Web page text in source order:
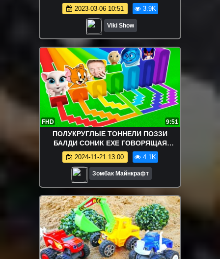
СМЕШАЙ ВКУСЫ Pour Taste Challenge
Game / Вики Шоу
2023-03-06 10:51 3.9K
Viki Show
FHD 9:51
ПОЛУКРУГЛЫЕ ТОННЕЛИ ПОЗЗИ
БАЛДИ СОНИК EXE ГОВОРЯЩАЯ
АНЖЕЛЛА ГОЛОВОЛОМКА 2 ДЖЕРРИ В
МАЙНКРАФТ ЗОМБАК
2024-11-21 13:00 4.1K
Зомбак Майнкрафт